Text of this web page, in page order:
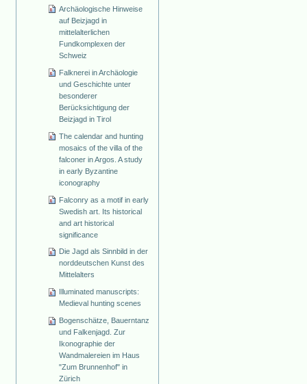
Archäologische Hinweise
auf Beizjagd in
mittelalterlichen
Fundkomplexen der
Schweiz
Falknerei in Archäologie
und Geschichte unter
besonderer
Berücksichtigung der
Beizjagd in Tirol
The calendar and hunting
mosaics of the villa of the
falconer in Argos. A study
in early Byzantine
iconography
Falconry as a motif in early
Swedish art. Its historical
and art historical
significance
Die Jagd als Sinnbild in der
norddeutschen Kunst des
Mittelalters
Illuminated manuscripts:
Medieval hunting scenes
Bogenschätze, Bauerntanz
und Falkenjagd. Zur
Ikonographie der
Wandmalereien im Haus
"Zum Brunnenhof" in
Zürich